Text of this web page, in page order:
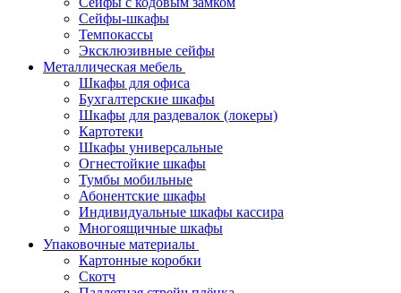
Сейфы-шкафы
Темпокассы
Эксклюзивные сейфы
Металлическая мебель
Шкафы для офиса
Бухгалтерские шкафы
Шкафы для раздевалок (локеры)
Картотеки
Шкафы универсальные
Огнестойкие шкафы
Тумбы мобильные
Абонентские шкафы
Индивидуальные шкафы кассира
Многоящичные шкафы
Упаковочные материалы
Картонные коробки
Скотч